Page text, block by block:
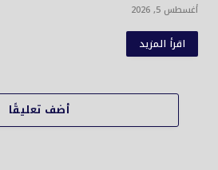
أغسطس 5, 2026
اقرأ المزيد
أضف تعليقًا